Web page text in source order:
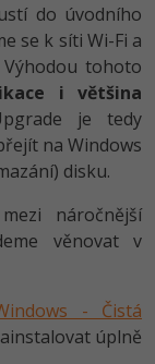
do úvodního
se k síti Wi-Fi a
tohoto
i většina
je tedy
na Windows
disku.
náročnější
věnovat v
- Čistá
úplně